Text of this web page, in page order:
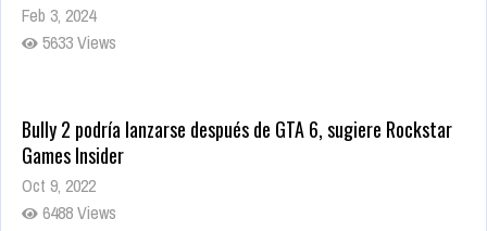
Feb 3, 2024
5633 Views
Bully 2 podría lanzarse después de GTA 6, sugiere Rockstar
Games Insider
Oct 9, 2022
6488 Views